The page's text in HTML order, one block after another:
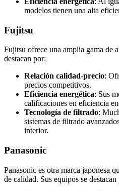
modelos tienen una alta
Fujitsu
Fujitsu ofrece una amplia gama de
destacan por:
Relación calidad-precio:
precios competitivos.
Eficiencia energética: Sus
calificaciones en eficiencia
Tecnología de filtrado:
sistemas de filtrado
interior.
Panasonic
Panasonic es otra marca japonesa
de calidad. Sus equipos se destacan